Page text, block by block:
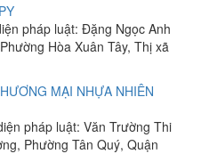
pháp luật: Đặng Ngọc Anh
Hòa Xuân Tây, Thị xã
MẠI NHỰA NHIÊN
pháp luật: Văn Trường Thi
Phường Tân Quý, Quận